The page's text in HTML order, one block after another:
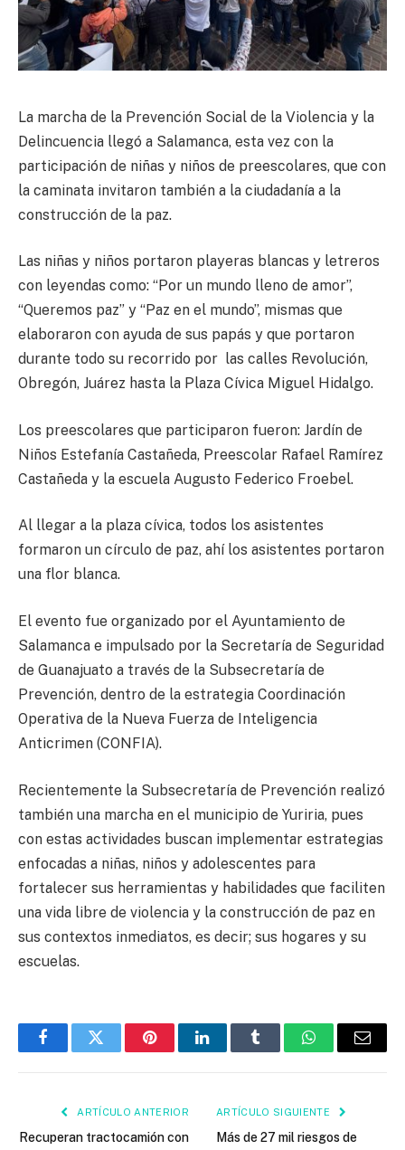
La marcha de la Prevención Social de la Violencia y la
Delincuencia llegó a Salamanca, esta vez con la
participación de niñas y niños de preescolares, que con
la caminata invitaron también a la ciudadanía a la
construcción de la paz.
Las niñas y niños portaron playeras blancas y letreros
con leyendas como: “Por un mundo lleno de amor”,
“Queremos paz” y “Paz en el mundo”, mismas que
elaboraron con ayuda de sus papás y que portaron
durante todo su recorrido por las calles Revolución,
Obregón, Juárez hasta la Plaza Cívica Miguel Hidalgo.
Los preescolares que participaron fueron: Jardín de
Niños Estefanía Castañeda, Preescolar Rafael Ramírez
Castañeda y la escuela Augusto Federico Froebel.
Al llegar a la plaza cívica, todos los asistentes
formaron un círculo de paz, ahí los asistentes portaron
una flor blanca.
El evento fue organizado por el Ayuntamiento de
Salamanca e impulsado por la Secretaría de Seguridad
de Guanajuato a través de la Subsecretaría de
Prevención, dentro de la estrategia Coordinación
Operativa de la Nueva Fuerza de Inteligencia
Anticrimen (CONFIA).
Recientemente la Subsecretaría de Prevención realizó
también una marcha en el municipio de Yuriria, pues
con estas actividades buscan implementar estrategias
enfocadas a niñas, niños y adolescentes para
fortalecer sus herramientas y habilidades que faciliten
una vida libre de violencia y la construcción de paz en
sus contextos inmediatos, es decir; sus hogares y su
escuelas.
FacebookTwitter PinterestLinkedInTumblr WhatsAppEmail
ARTÍCULO ANTERIOR
Recuperan tractocamión con
ARTÍCULO SIGUIENTE
Más de 27 mil riesgos de